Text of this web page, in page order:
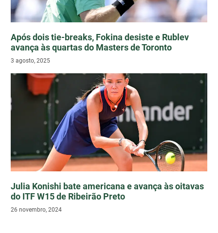
Após dois tie-breaks, Fokina desiste e Rublev
avança às quartas do Masters de Toronto
3 agosto, 2025
Julia Konishi bate americana e avança às oitavas
do ITF W15 de Ribeirão Preto
26 novembro, 2024